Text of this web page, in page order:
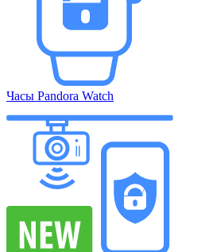
Часы Pandora Watch